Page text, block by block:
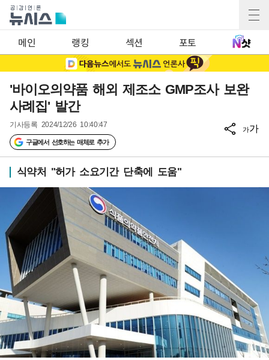
메인 랭킹 섹션 포토
'바이오의약품 해외 제조소 GMP조사 보완
사례집' 발간
기사등록 2024/12/26 10:40:47
구글에서 선호하는 매체로 추가
가가
식약처 "허가 소요기간 단축에 도움"